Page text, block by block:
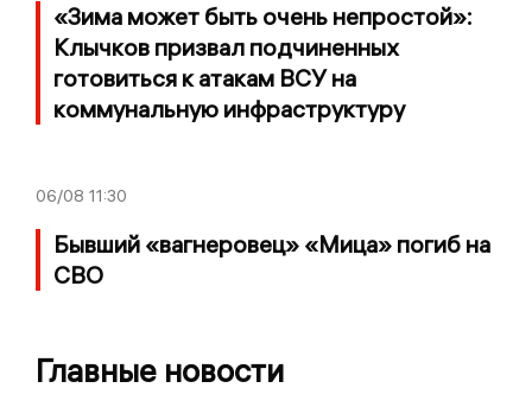
«Зима может быть очень непростой»:
Клычков призвал подчиненных
готовиться к атакам ВСУ на
коммунальную инфраструктуру
06/08 11:30
Бывший «вагнеровец» «Мица» погиб на
СВО
Главные новости